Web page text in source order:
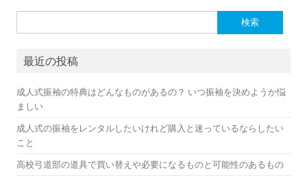
最近の投稿
成人式振袖の特典はどんなものがあるの？ いつ振袖を決めようか悩
ましい
成人式の振袖をレンタルしたいけれど購入と迷っているならしたい
こと
高校弓道部の道具で買い替えや必要になるものと可能性のあるもの